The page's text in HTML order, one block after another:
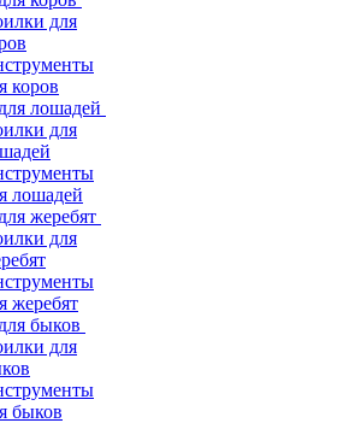
для
коров
лошадей
для
лошадей
жеребят
для
жеребят
быков
для
быков